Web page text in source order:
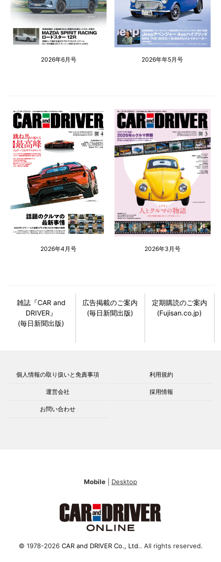
2026年6月号 2026年年5月号
2026年4月号 2026年3月号
雑誌『CAR and
DRIVER』
(毎日新聞出版)
広告掲載のご案内
(毎日新聞出版)
定期購読のご案内
(Fujisan.co.jp)
個人情報の取り扱いと免責事項 利用規約
運営会社 採用情報
お問い合わせ
Mobile Desktop
© 1978-2026 CAR and DRIVER Co., Ltd.. All rights reserved.